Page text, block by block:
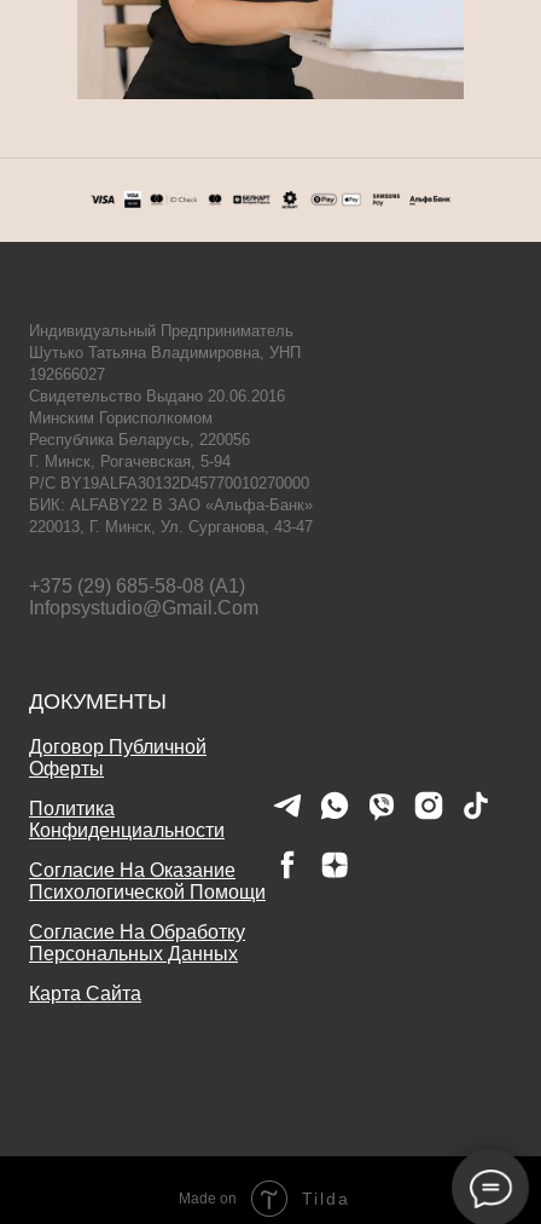
Индивидуальный Предприниматель
Шутько Татьяна Владимировна, УНП
192666027
Свидетельство Выдано 20.06.2016
Минским Горисполкомом
Республика Беларусь, 220056
Г. Минск, Рогачевская, 5-94
Р/с BY19ALFA30132D45770010270000
БИК: ALFABY22 В ЗАО «Альфа-Банк»
220013, Г. Минск, Ул. Сурганова, 43-47
+375 (29) 685-58-08 (A1)
Infopsystudio@gmail.com
ДОКУМЕНТЫ
Договор Публичной
Оферты
Политика
Конфиденциальности
Согласие На Оказание
Психологической Помощи
Согласие На Обработку
Персональных Данных
Карта Сайта
Made on Tilda